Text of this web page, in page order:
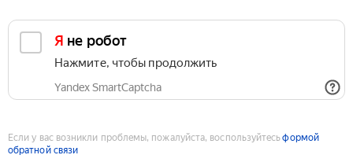
Я не робот
Нажмите, чтобы продолжить
Yandex SmartCaptcha
Если у вас возникли проблемы, пожалуйста, воспользуйтесьформой
обратной связи